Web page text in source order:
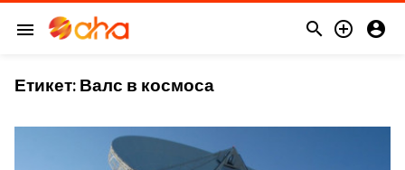
menu   
Етикет: Валс в космоса